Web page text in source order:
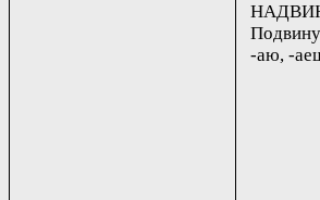
-аю, -